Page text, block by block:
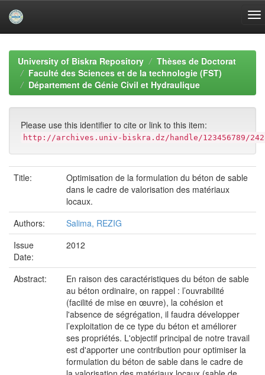
navigationUniversity of Biskra Repository
Thèses de Doctorat
Faculté des Sciences et de la technologie (FST)
Département de Génie Civil et Hydraulique
Please use this identifier to cite or link to this item:
http://archives.univ-biskra.dz/handle/123456789/
Title:
Optimisation de la formulation du béton de sable
dans le cadre de valorisation des matériaux
locaux.
Authors:
Salima, REZIG
Issue
Date:
2012
Abstract:
En raison des caractéristiques du béton de sable
au béton ordinaire, on rappel : l’ouvrabilité
(facilité de mise en œuvre), la cohésion et
l'absence de ségrégation, il faudra développer
l’exploitation de ce type du béton et améliorer
ses propriétés. L'objectif principal de notre travail
est d'apporter une contribution pour optimiser la
formulation du béton de sable dans le cadre de